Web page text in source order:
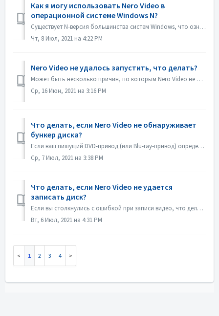
Как я могу использовать Nero Video в
операционной системе Windows N?
Существует N-версия большинства систем Windows, что означает отсутствие в системе проигрывателя Windows Media Player. В таких системах Windows N для запуска...
Чт, 8 Июл, 2021 на 4:22 PM
Nero Video не удалось запустить, что делать?
Может быть несколько причин, по которым Nero Video не показывает окно своего приложения. Если Nero Video не запускается, MediaHome не запускается, но Recode...
Ср, 16 Июн, 2021 на 3:16 PM
Что делать, если Nero Video не обнаруживает
бункер диска?
Если ваш пишущий DVD-привод (или Blu-ray-привод) определяется как пишущий CD-привод, обратитесь к этой статье: https://nerosupport.freshdesk.com/en/support/...
Ср, 7 Июл, 2021 на 3:38 PM
Что делать, если Nero Video не удается
записать диск?
Если вы столкнулись с ошибкой при записи видео, что делать? Зайдите в C:\Users\[текущий пользователь]\AppData\Roaming\Nero\[текущая версия Nero]\Nero Visio...
Вт, 6 Июл, 2021 на 4:31 PM
1 2 3 4